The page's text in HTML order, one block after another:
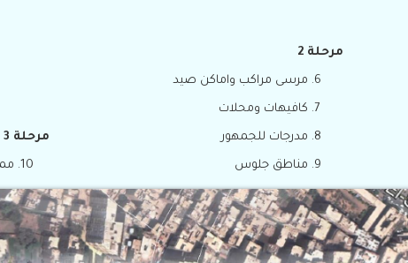
مرحلة 2
مرسى مراكب واماكن صيد
كافيهات ومحلات
مدرجات للجمهور
مناطق جلوس
مرحلة 3